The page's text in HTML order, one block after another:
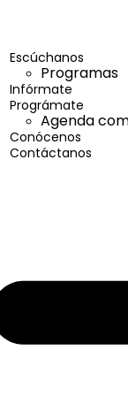
Escúchanos
Programas
Infórmate
Prográmate
Agenda
Conócenos
Contáctanos